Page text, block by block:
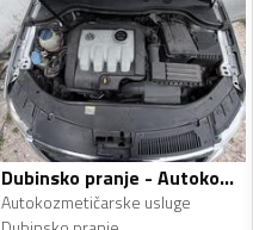
Dubinsko pranje - Autokozmetičarske usluge
Autokozmetičarske usluge